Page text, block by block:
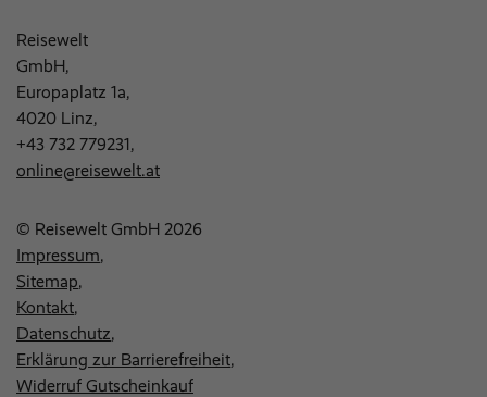
Reisewelt
GmbH,
Europaplatz 1a,
4020 Linz,
+43 732 779231,
online@reisewelt.at
© Reisewelt GmbH 2026
Impressum
Sitemap
Kontakt
Datenschutz
Erklärung zur Barrierefreiheit
Widerruf Gutscheinkauf